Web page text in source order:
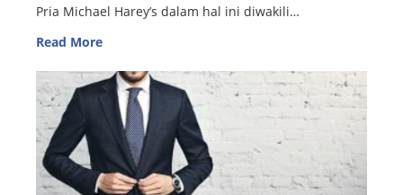
Pria Michael Harey’s dalam hal ini diwakili…
Read More